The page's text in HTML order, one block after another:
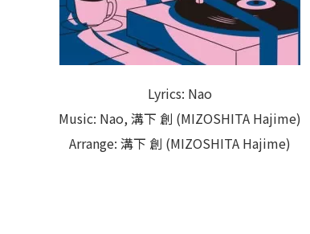
Lyrics: Nao
Music: Nao, 溝下 創 (MIZOSHITA Hajime)
Arrange: 溝下 創 (MIZOSHITA Hajime)